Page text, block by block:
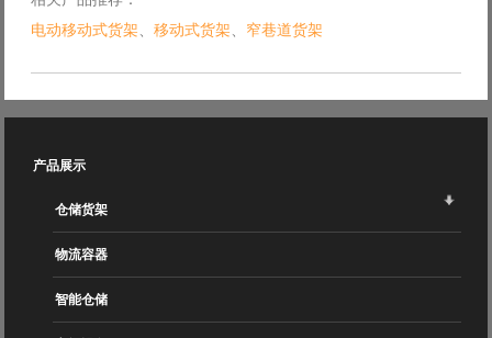
电动移动式货架
移动式货架 窄巷道货架
产品展示
仓储货架
物流容器
智能仓储